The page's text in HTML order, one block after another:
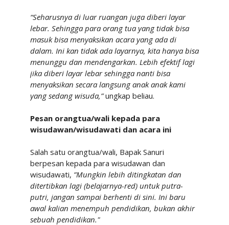
“Seharusnya di luar ruangan juga diberi layar
lebar. Sehingga para orang tua yang tidak bisa
masuk bisa menyaksikan acara yang ada di
dalam. Ini kan tidak ada layarnya, kita hanya bisa
menunggu dan mendengarkan. Lebih efektif lagi
jika diberi layar lebar sehingga nanti bisa
menyaksikan secara langsung anak anak kami
yang sedang wisuda,”ungkap beliau.
Pesan orangtua/wali kepada para
wisudawan/wisudawati dan acara ini
Salah satu orangtua/wali, Bapak Sanuri
berpesan kepada para wisudawan dan
wisudawati, ”Mungkin lebih ditingkatan dan
ditertibkan lagi (belajarnya-red) untuk putra-
putri, jangan sampai berhenti di sini. Ini baru
awal kalian menempuh pendidikan, bukan akhir
sebuah pendidikan."